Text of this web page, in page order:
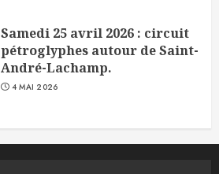
Samedi 25 avril 2026 : circuit
pétroglyphes autour de Saint-
André-Lachamp.
4 MAI 2026